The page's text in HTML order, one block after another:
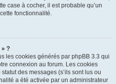
case à cocher, il est probable qu’un
fonctionnalité.
?
les cookies générés par phpBB 3.3 qui
connexion au forum. Les cookies
des messages (s’ils sont lus ou
a été activée par un administrateur